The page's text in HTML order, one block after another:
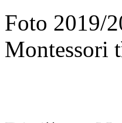
Foto 2019/
Montessori